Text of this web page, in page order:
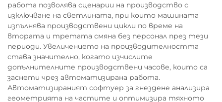
работа позволява сценарии на производство с
изключване на светлината, при които машината
изпълнява производствени цикли по време на
втората и третата смяна без персонал през тези
периоди. Увеличението на производителността
става значително, когато изчислите
допълнителните производствени часове, които са
заснети чрез автоматизирана работа.
Автоматизираният софтуер за гнездене анализира
геометрията на частите и оптимизира тяхното